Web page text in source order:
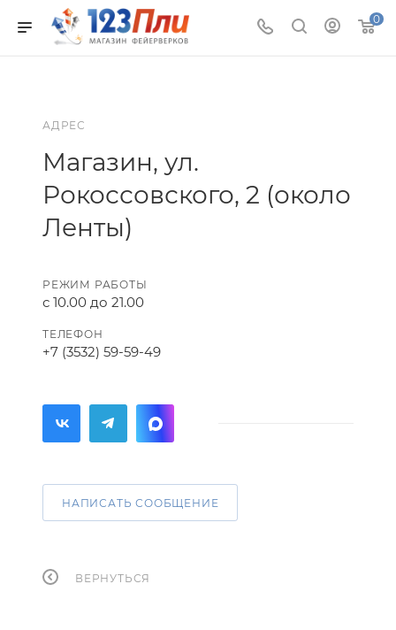
0
АДРЕС
Магазин, ул.
Рокоссовского, 2 (около
Ленты)
РЕЖИМ РАБОТЫ
с 10.00 до 21.00
ТЕЛЕФОН
+7 (3532) 59-59-49
НАПИСАТЬ СООБЩЕНИЕ
ВЕРНУТЬСЯ